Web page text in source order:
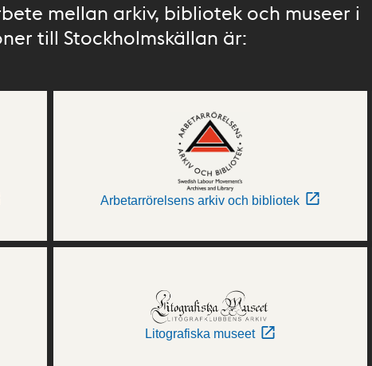
mellan arkiv, bibliotek och museer i
till Stockholmskällan är:
Arbetarrörelsens arkiv och bibliotek
Litografiska museet